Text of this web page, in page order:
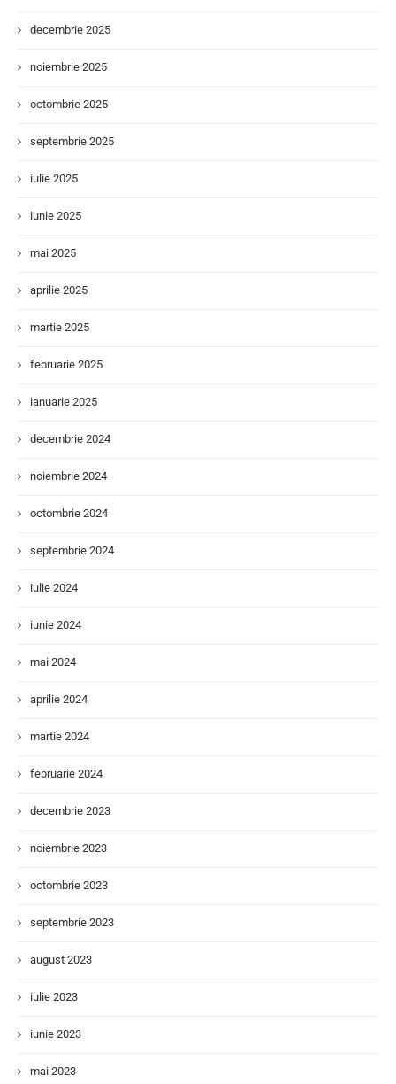
decembrie 2025
noiembrie 2025
octombrie 2025
septembrie 2025
iulie 2025
iunie 2025
mai 2025
aprilie 2025
martie 2025
februarie 2025
ianuarie 2025
decembrie 2024
noiembrie 2024
octombrie 2024
septembrie 2024
iulie 2024
iunie 2024
mai 2024
aprilie 2024
martie 2024
februarie 2024
decembrie 2023
noiembrie 2023
octombrie 2023
septembrie 2023
august 2023
iulie 2023
iunie 2023
mai 2023